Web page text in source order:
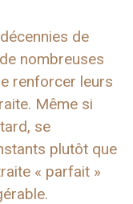
de
nombreuses
renforcer leurs
Même si
se
plutôt que
« parfait »